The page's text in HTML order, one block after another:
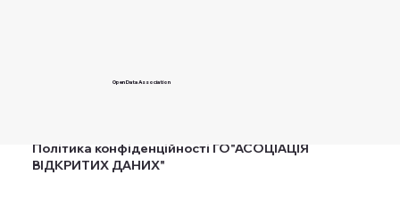
Open Data Association
Політика конфіденційності ГО"АСОЦІАЦІЯ
ВІДКРИТИХ ДАНИХ"